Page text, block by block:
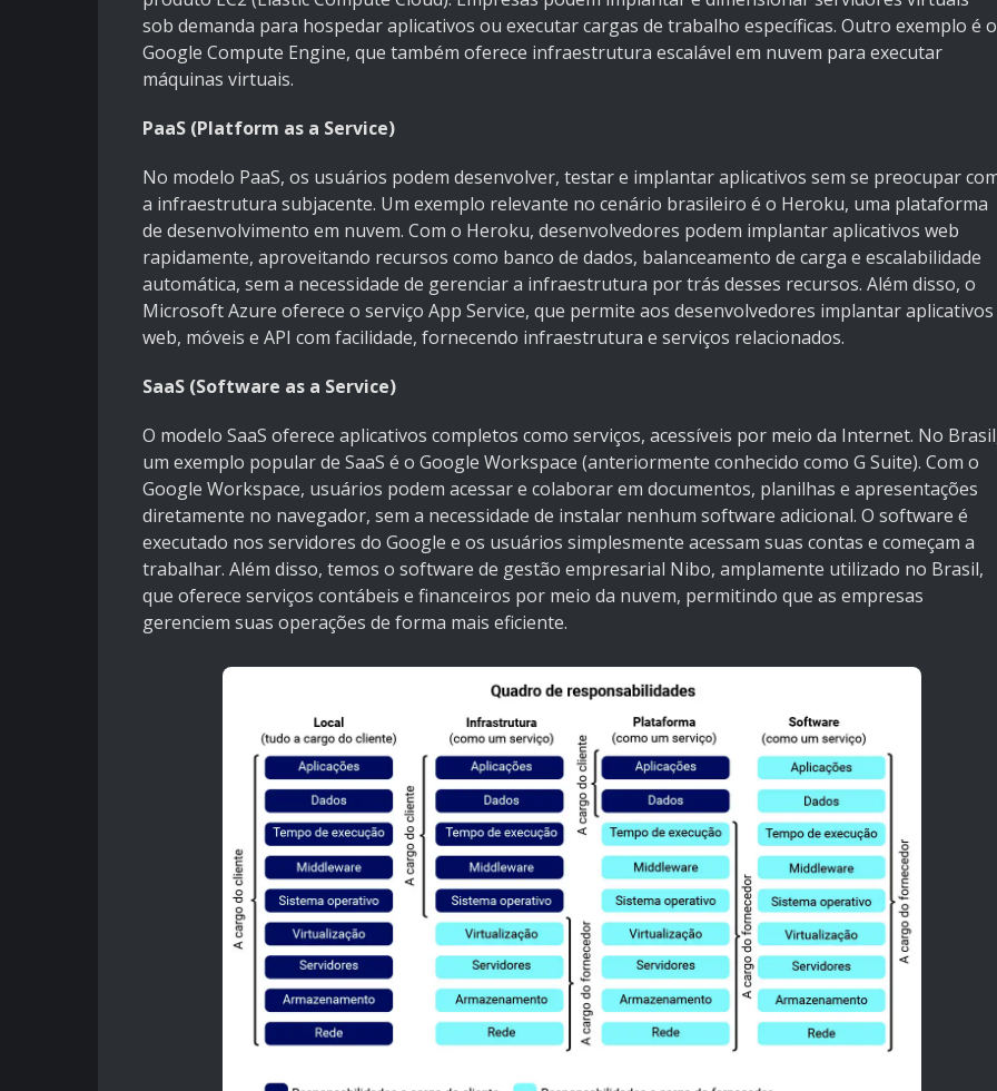
sob demanda para hospedar aplicativos ou executar cargas de trabalho específicas. Outro exemplo é o
Google Compute Engine, que também oferece infraestrutura escalável em nuvem para executar
máquinas virtuais.
PaaS (Platform as a Service)
No modelo PaaS, os usuários podem desenvolver, testar e implantar aplicativos sem se preocupar
a infraestrutura subjacente. Um exemplo relevante no cenário brasileiro é o Heroku, uma plataforma
de desenvolvimento em nuvem. Com o Heroku, desenvolvedores podem implantar aplicativos web
rapidamente, aproveitando recursos como banco de dados, balanceamento de carga e escalabilidade
automática, sem a necessidade de gerenciar a infraestrutura por trás desses recursos. Além disso, o
Microsoft Azure oferece o serviço App Service, que permite aos desenvolvedores implantar aplicativos
web, móveis e API com facilidade, fornecendo infraestrutura e serviços relacionados.
SaaS (Software as a Service)
O modelo SaaS oferece aplicativos completos como serviços, acessíveis por meio da Internet. No
um exemplo popular de SaaS é o Google Workspace (anteriormente conhecido como G Suite). Com o
Google Workspace, usuários podem acessar e colaborar em documentos, planilhas e apresentações
diretamente no navegador, sem a necessidade de instalar nenhum software adicional. O software é
executado nos servidores do Google e os usuários simplesmente acessam suas contas e começam a
trabalhar. Além disso, temos o software de gestão empresarial Nibo, amplamente utilizado no Brasil,
que oferece serviços contábeis e financeiros por meio da nuvem, permitindo que as empresas
gerenciem suas operações de forma mais eficiente.